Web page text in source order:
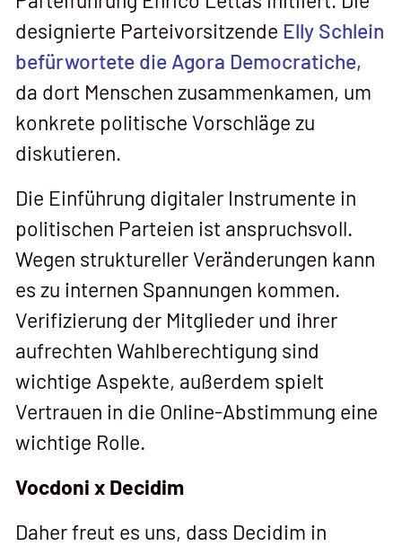
designierte Parteivorsitzende Elly Schlein
befürwortete die Agora Democratiche,
da dort Menschen zusammenkamen, um
konkrete politische Vorschläge zu
diskutieren.
Die Einführung digitaler Instrumente in
politischen Parteien ist anspruchsvoll.
Wegen struktureller Veränderungen kann
es zu internen Spannungen kommen.
Verifizierung der Mitglieder und ihrer
aufrechten Wahlberechtigung sind
wichtige Aspekte, außerdem spielt
Vertrauen in die Online-Abstimmung eine
wichtige Rolle.
Vocdoni x Decidim
Daher freut es uns, dass Decidim in